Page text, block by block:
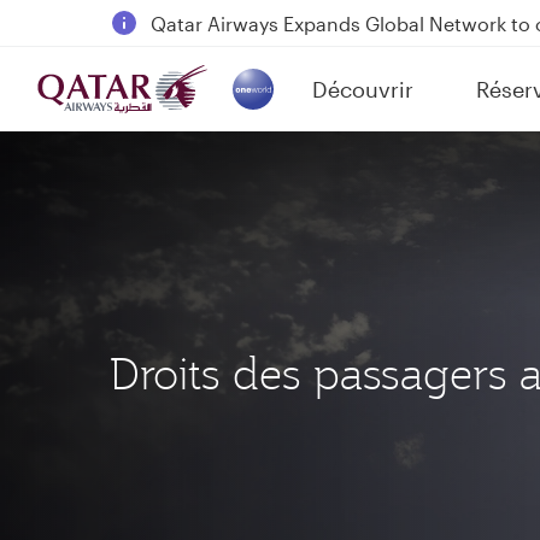
Qatar Airways Expands Global Network to
Passengers flying between Doha and
18 June 2026: Updates on Travelling with
6 August 2026: Qatar Airways flight
Découvrir
(active)
Droits des passagers